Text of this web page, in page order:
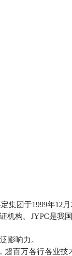
集团于1999年12
机构。JYPC是我
影响力。
百万各行各业技